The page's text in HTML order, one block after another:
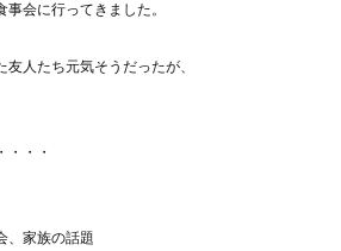
会に行ってきました。
人たち元気そうだったが、
・・・
、家族の話題